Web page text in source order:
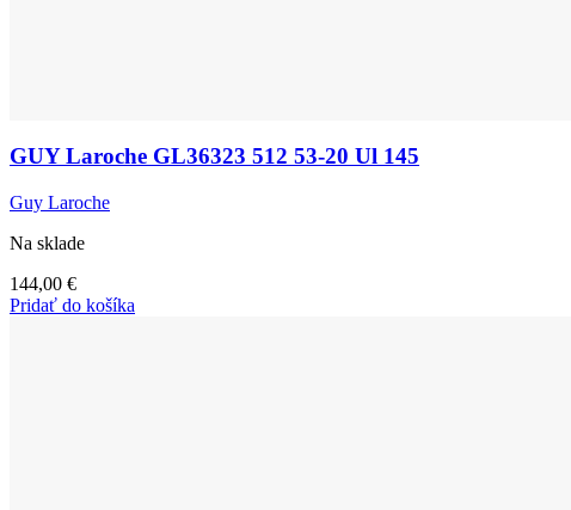
GUY Laroche GL36323 512 53-20 Ul 145
Guy Laroche
Na sklade
144,00 €
Pridať do košíka